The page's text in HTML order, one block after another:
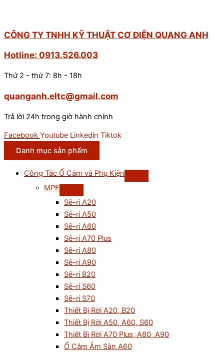
CÔNG TY TNHH KỸ THUẬT CƠ ĐIỆN QUANG ANH
Hotline: 0913.526.003
Thứ 2 - thứ 7: 8h - 18h
quanganh.eltc@gmail.com
Trả lời 24h trong giờ hành chính
Facebook Youtube Linkedin Tiktok
Danh mục sản phẩm
Công Tắc Ổ Cắm và Phụ Kiện
MPE
Sê-ri A20
Sê-ri A50
Sê-ri A60
Sê-ri A70 Plus
Sê-ri A80
Sê-ri A90
Sê-ri B20
Sê-ri S60
Sê-ri S70
Thiết Bị Rời A20, B20
Thiết Bị Rời A50, A60, S60
Thiết Bì Rời A70 Plus, A80, A90
Ổ Cắm Âm Sàn A60